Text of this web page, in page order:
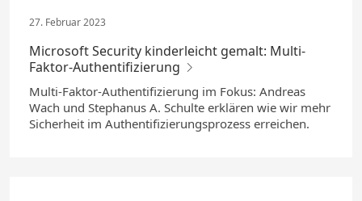
27. Februar 2023
Microsoft Security kinderleicht gemalt: Multi-
Faktor-Authentifizierung
Multi-Faktor-Authentifizierung im Fokus: Andreas
Wach und Stephanus A. Schulte erklären wie wir mehr
Sicherheit im Authentifizierungsprozess erreichen.